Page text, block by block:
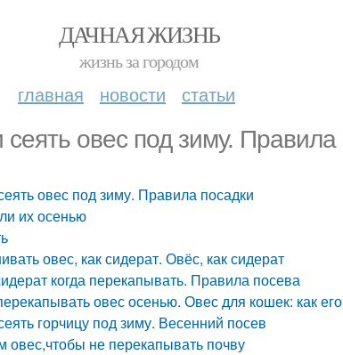
ДАЧНАЯ ЖИЗНЬ
жизнь за городом
главная новости статьи
овес под зиму. Правила
овес под зиму. Правила посадки
их осенью
овес, как сидерат. Овёс, как сидерат
когда перекапывать. Правила посева
овес осенью. Овес для кошек: как
горчицу под зиму. Весенний посев
овес,чтобы не перекапывать почву